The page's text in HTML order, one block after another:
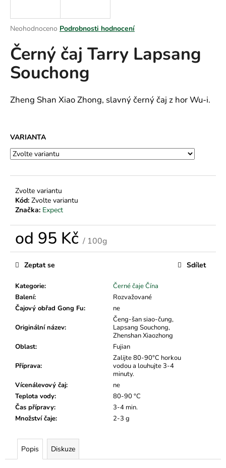
Průměrné
produktu
je
0,0
z
hvězdiček.
Neohodnoceno Podrobnosti hodnocení
Černý čaj Tarry Lapsang
Souchong
Zheng Shan Xiao Zhong, slavný černý čaj z hor Wu-i.
VARIANTA
Zvolte variantu
Kód: Zvolte variantu
Značka: Expect
od 95 Kč / 100g
Měrná
cena:
Kategorie:
Černé čaje Čína
Balení:
Rozvažované
Čajový obřad Gong Fu: ne
Originální název:
Čeng-šan siao-čung,
Lapsang Souchong,
Zhenshan Xiaozhong
Oblast: Fujian
Příprava:
Zalijte 80-90°C horkou
vodou a louhujte 3-4
minuty.
Vícenálevový čaj:
ne
Teplota vody:
80-90 °C
Čas přípravy:
3-4 min.
Množství čaje: 2-3 g
Zeptat se Sdílet
Popis Diskuze
j
t
?
D
o
o
u
č
u
j